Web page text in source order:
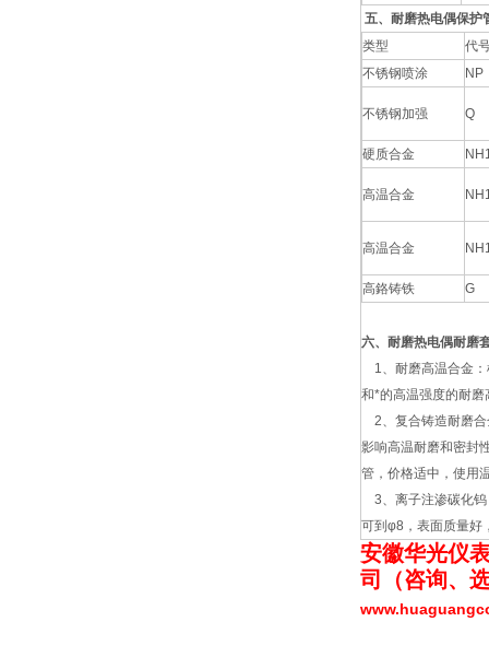
五、耐磨热电偶保护
类型
代
不锈钢喷涂
NP
不锈钢加强 Q
硬质合金
高温合金
高温合金
高鉻铸铁 G
六、耐磨热电偶耐磨
1、耐磨高温合金：
和*的高温强度的耐
2、复合铸造耐磨合
影响高温耐磨和密封
管，价格适中，使用
3、离子注渗碳化钨
可到φ8，表面质量好
安徽华光仪
司（咨询、